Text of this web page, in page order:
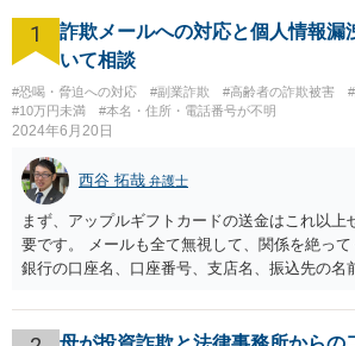
1
詐欺メールへの対応と個人情報漏
いて相談
#恐喝・脅迫への対応 #副業詐欺 #高齢者の詐欺被害
#10万円未満
#本名・住所・電話番号が不明
2024年6月20日
西谷 拓哉 弁護士
まず、アップルギフトカードの送金はこれ以上
要です。 メールも全て無視して、関係を絶って
銀行の口座名、口座番号、支店名、振込先の名
はありません。 そのため、現時点でとくに、
となどが確認できるのであれば、念のため、